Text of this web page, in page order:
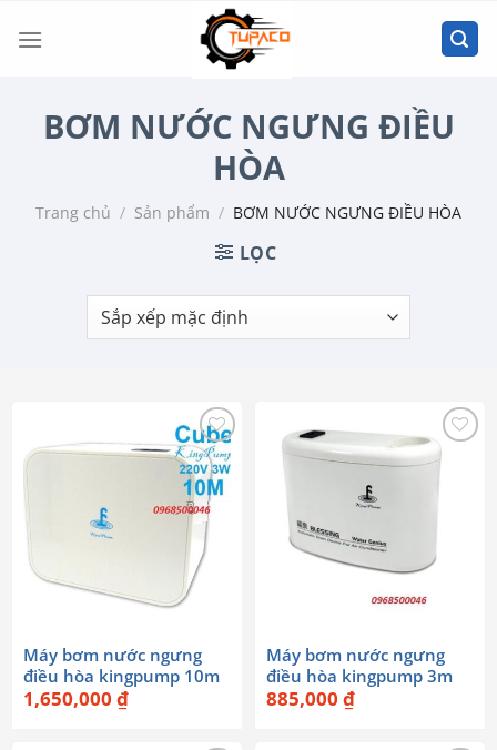
đến
BƠM NƯỚC NGƯNG ĐIỀU
HÒA
Trang chủ / Sản phẩm / BƠM NƯỚC NGƯNG ĐIỀU HÒA
LỌC
Máy bơm nước ngưng
điều hòa kingpump 10m
1,650,000 ₫
Máy bơm nước ngưng
điều hòa kingpump 3m
885,000 ₫